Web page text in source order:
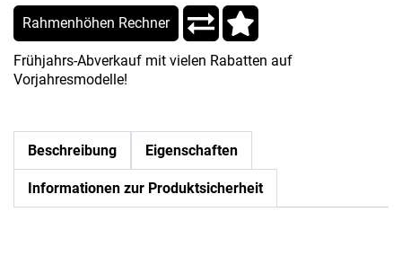
Rahmenhöhen Rechner
Frühjahrs-Abverkauf mit vielen Rabatten auf
Vorjahresmodelle!
Beschreibung Eigenschaften
Informationen zur Produktsicherheit